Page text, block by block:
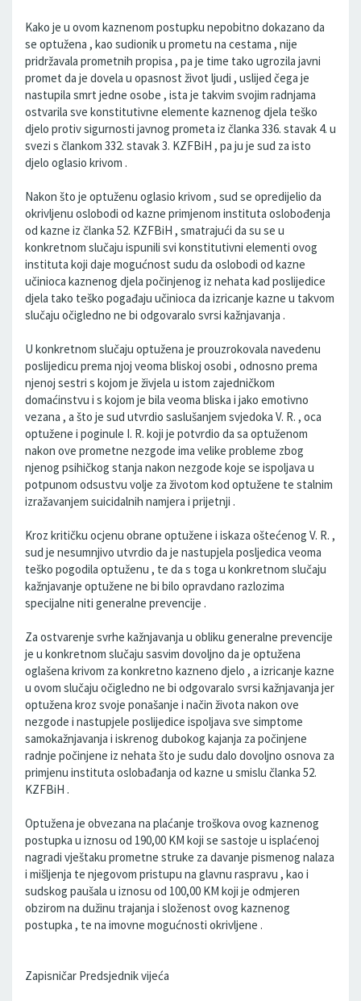
Kako je u ovom kaznenom postupku nepobitno dokazano da
se optužena , kao sudionik u prometu na cestama , nije
pridržavala prometnih propisa , pa je time tako ugrozila javni
promet da je dovela u opasnost život ljudi , uslijed čega je
nastupila smrt jedne osobe , ista je takvim svojim radnjama
ostvarila sve konstitutivne elemente kaznenog djela teško
djelo protiv sigurnosti javnog prometa iz članka 336. stavak 4. u
svezi s člankom 332. stavak 3. KZFBiH , pa ju je sud za isto
djelo oglasio krivom .
Nakon što je optuženu oglasio krivom , sud se opredijelio da
okrivljenu oslobodi od kazne primjenom instituta oslobođenja
od kazne iz članka 52. KZFBiH , smatrajući da su se u
konkretnom slučaju ispunili svi konstitutivni elementi ovog
instituta koji daje mogućnost sudu da oslobodi od kazne
učinioca kaznenog djela počinjenog iz nehata kad poslijedice
djela tako teško pogađaju učinioca da izricanje kazne u takvom
slučaju očigledno ne bi odgovaralo svrsi kažnjavanja .
U konkretnom slučaju optužena je prouzrokovala navedenu
poslijedicu prema njoj veoma bliskoj osobi , odnosno prema
njenoj sestri s kojom je živjela u istom zajedničkom
domaćinstvu i s kojom je bila veoma bliska i jako emotivno
vezana , a što je sud utvrdio saslušanjem svjedoka V. R. , oca
optužene i poginule I. R. koji je potvrdio da sa optuženom
nakon ove prometne nezgode ima velike probleme zbog
njenog psihičkog stanja nakon nezgode koje se ispoljava u
potpunom odsustvu volje za životom kod optužene te stalnim
izražavanjem suicidalnih namjera i prijetnji .
Kroz kritičku ocjenu obrane optužene i iskaza oštećenog V. R. ,
sud je nesumnjivo utvrdio da je nastupjela posljedica veoma
teško pogodila optuženu , te da s toga u konkretnom slučaju
kažnjavanje optužene ne bi bilo opravdano razlozima
specijalne niti generalne prevencije .
Za ostvarenje svrhe kažnjavanja u obliku generalne prevencije
je u konkretnom slučaju sasvim dovoljno da je optužena
oglašena krivom za konkretno kazneno djelo , a izricanje kazne
u ovom slučaju očigledno ne bi odgovaralo svrsi kažnjavanja jer
optužena kroz svoje ponašanje i način života nakon ove
nezgode i nastupjele poslijedice ispoljava sve simptome
samokažnjavanja i iskrenog dubokog kajanja za počinjene
radnje počinjene iz nehata što je sudu dalo dovoljno osnova za
primjenu instituta oslobađanja od kazne u smislu članka 52.
KZFBiH .
Optužena je obvezana na plaćanje troškova ovog kaznenog
postupka u iznosu od 190,00 KM koji se sastoje u isplaćenoj
nagradi vještaku prometne struke za davanje pismenog nalaza
i mišljenja te njegovom pristupu na glavnu raspravu , kao i
sudskog paušala u iznosu od 100,00 KM koji je odmjeren
obzirom na dužinu trajanja i složenost ovog kaznenog
postupka , te na imovne mogućnosti okrivljene .
Zapisničar Predsjednik vijeća